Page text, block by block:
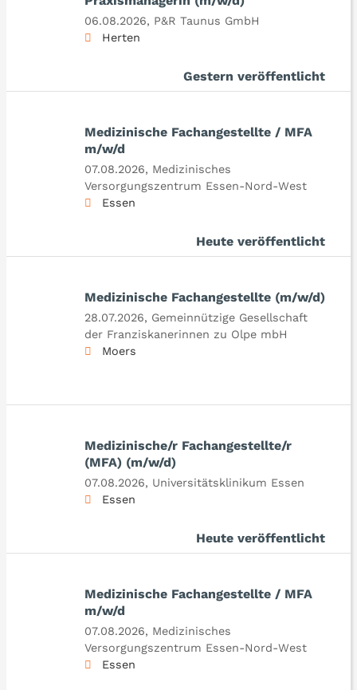
06.08.2026, P&R Taunus GmbH
Herten
Gestern veröffentlicht
Medizinische Fachangestellte / MFA
m/w/d
07.08.2026, Medizinisches
Versorgungszentrum Essen-Nord-West
Essen
Heute veröffentlicht
Medizinische Fachangestellte (m/w/d)
28.07.2026, Gemeinnützige Gesellschaft
der Franziskanerinnen zu Olpe mbH
Moers
Medizinische/r Fachangestellte/r
(MFA) (m/w/d)
07.08.2026, Universitätsklinikum Essen
Essen
Heute veröffentlicht
Medizinische Fachangestellte / MFA
m/w/d
07.08.2026, Medizinisches
Versorgungszentrum Essen-Nord-West
Essen